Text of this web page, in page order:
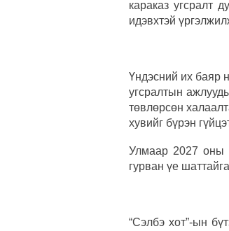
караказ угсралт
идэвхтэй
Үндэсний их баяр
угсралтын
төвлөрсөн
хувийг бүрэн
Улмаар 2027 оны
гурван үе
“Сэлбэ хот”-ын